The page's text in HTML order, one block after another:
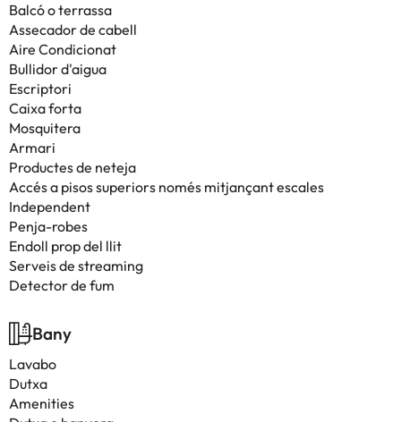
Balcó o terrassa
Assecador de cabell
Aire Condicionat
Bullidor d'aigua
Escriptori
Caixa forta
Mosquitera
Armari
Productes de neteja
Accés a pisos superiors només mitjançant escales
Independent
Penja-robes
Endoll prop del llit
Serveis de streaming
Detector de fum
Bany
Lavabo
Dutxa
Amenities